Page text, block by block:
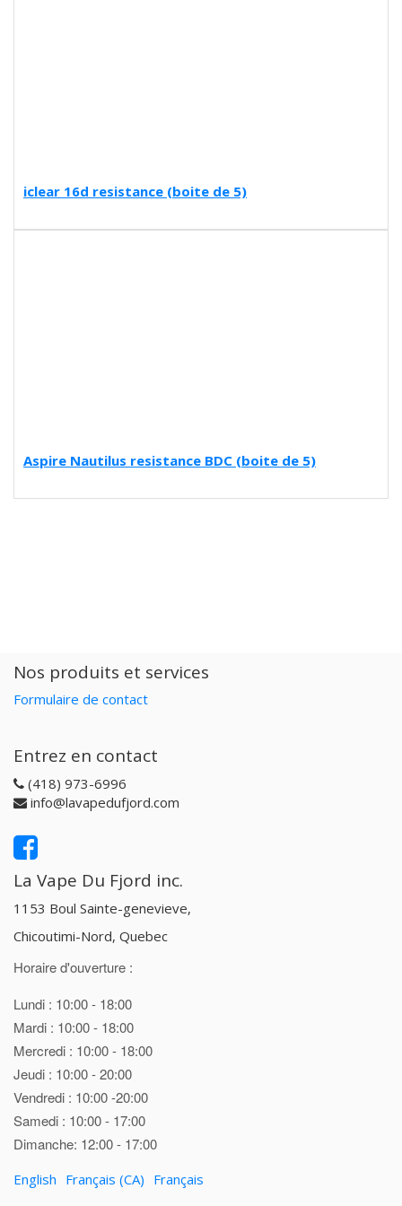
iclear 16d resistance (boite de 5)
Aspire Nautilus resistance BDC (boite de 5)
Nos produits et services
Formulaire de contact
Entrez en contact
(418) 973-6996
info@lavapedufjord.com
La Vape Du Fjord inc.
1153 Boul Sainte-genevieve,
Chicoutimi-Nord, Quebec
Horaire d'ouverture :
Lundi : 10:00 - 18:00
Mardi : 10:00 - 18:00
Mercredi : 10:00 - 18:00
Jeudi : 10:00 - 20:00
Vendredi : 10:00 -20:00
Samedi : 10:00 - 17:00
Dimanche: 12:00 - 17:00
English Français (CA) Français